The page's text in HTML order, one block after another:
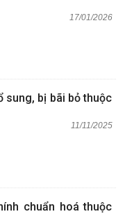
17/01/2026
sung, bị bãi bỏ thuộc
11/11/2025
chuẩn hoá thuộc